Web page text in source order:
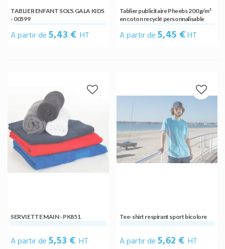
TABLIER ENFANT SOL'S GALA KIDS
- 00599
A partir de5,43 € HT
Tablier publicitaire Pheebs 200 g/m²
en coton recyclé personnalisable
A partir de5,45 €HT
SERVIETTE MAIN - PK851
A partir de5,53 € HT
Tee-shirt respirant sport bicolore
A partir de5,62 € HT